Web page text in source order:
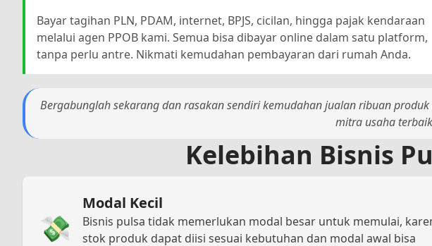
Bayar tagihan PLN, PDAM, internet, BPJS, cicilan, hingga pajak kendaraan
melalui agen PPOB kami. Semua bisa dibayar online dalam satu platform,
tanpa perlu antre. Nikmati kemudahan pembayaran dari rumah Anda.
Bergabunglah sekarang dan rasakan sendiri kemudahan jualan ribuan
mitra usaha
Kelebihan Bisnis
💸
Modal Kecil
Bisnis pulsa tidak memerlukan modal besar untuk memulai,
stok produk dapat diisi sesuai kebutuhan dan modal awal bisa